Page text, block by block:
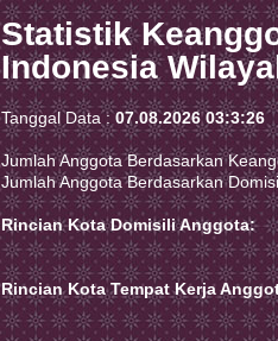
Statistik
Indonesia
Tanggal Data :07.08.2026 03:3:26
Jumlah Anggota Berdasarkan
Jumlah Anggota Berdasarkan
Rincian Kota Domisili Anggota:
Rincian Kota Tempat Kerja